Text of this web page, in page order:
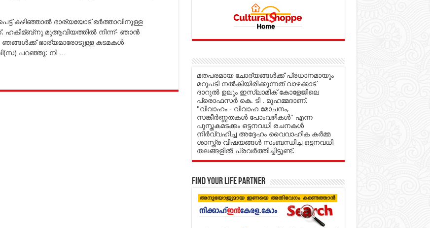
കഴിഞ്ഞാല്‍ ഭാര്യയോട് ഭര്‍ത്താവിനുള്ള
ഹകീമ്ബ്‌നു മുആവിയത്തില്‍ നിന്ന്- ഞാന്‍
ഞങ്ങള്‍ക്ക് ഭാര്യമാരോടുള്ള കടമകള്‍
പറഞ്ഞു: നീ …
മതപരമായ ചോദ്യങ്ങൾക്ക് പ്രധാനമായും
മറുപടി നൽകിയിരിക്കുന്നത് വാഴക്കാട്
ദാറുൽ ഉലൂം ഇസ്ലാമിക് കോളേജിലെ
പ്രൊഫസർ കെ. ടി . മുഹമ്മദാണ്.
"വിവാഹം - വിവാഹ മോചനം,
സങ്കീർണ്ണതകൾ പോംവഴികൾ" എന്ന
പുസ്തകമടക്കം ഒട്ടനവധി രചനകൾ
നിർവ്വഹിച്ച അദ്ദേഹം വൈവാഹിക കർമ്മ
ശാസ്ത്ര വിഷയങ്ങൾ സംബന്ധിച്ച ഒട്ടനവധി
തലങ്ങളിൽ പ്രവർത്തിച്ചിട്ടുണ്ട്.
Find your life partner